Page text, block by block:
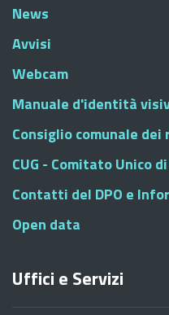
News
Avvisi
Webcam
Manuale d'identità
Consiglio comunale dei
CUG - Comitato Unico
Contatti del DPO e
Open data
Uffici e Servizi